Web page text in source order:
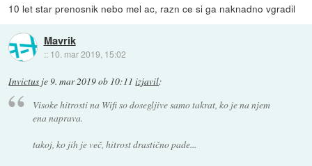
10 let star prenosnik nebo mel ac, razn ce si ga naknadno vgradil
Mavrik
:: 10. mar 2019, 15:02
Invictus je9. mar 2019 ob 10:11 izjavil:
Visoke hitrosti na Wifi so dosegljive samo takrat, ko je na njem
ena naprava.
takoj, ko jih je več, hitrost drastično pade...